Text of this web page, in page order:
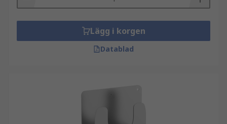
Lägg i korgen
Datablad